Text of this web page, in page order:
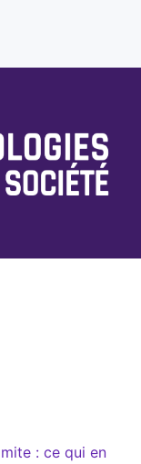
: ce qui en